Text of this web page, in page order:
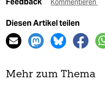
Diesen Artikel teilen
Mehr zum Thema